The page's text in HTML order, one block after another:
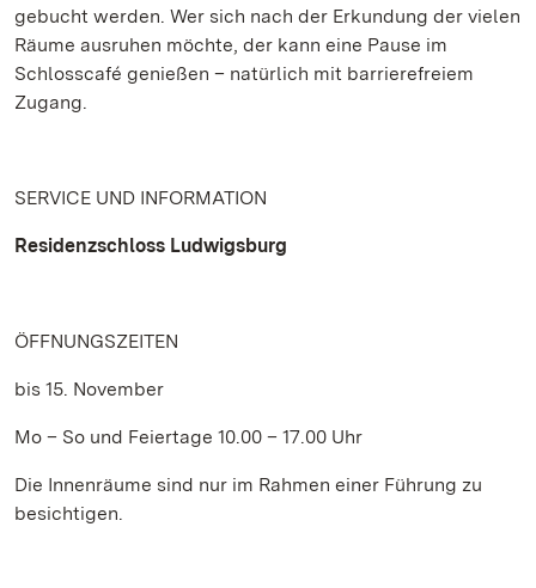
gebucht werden. Wer sich nach der Erkundung der vielen
Räume ausruhen möchte, der kann eine Pause im
Schlosscafé genießen – natürlich mit barrierefreiem
Zugang.
SERVICE UND INFORMATION
Residenzschloss Ludwigsburg
ÖFFNUNGSZEITEN
bis 15. November
Mo – So und Feiertage 10.00 – 17.00 Uhr
Die Innenräume sind nur im Rahmen einer Führung zu
besichtigen.